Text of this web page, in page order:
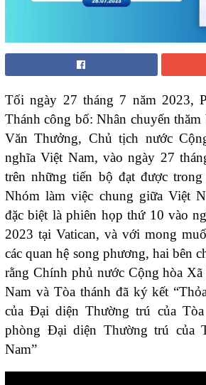
Tối ngày 27 tháng 7 năm 2023,
Thánh công bố: Nhân chuyến
Văn Thưởng, Chủ tịch nước
nghĩa Việt Nam, vào ngày 27
trên những tiến bộ đạt được
Nhóm làm việc chung giữa Việt
đặc biệt là phiên họp thứ 10 vào
2023 tại Vatican, và với mong
các quan hệ song phương, hai bên
rằng Chính phủ nước Cộng hòa
Nam và Tòa thánh đã ký kết
của Đại diện Thường trú của
phòng Đại diện Thường trú của
Nam”